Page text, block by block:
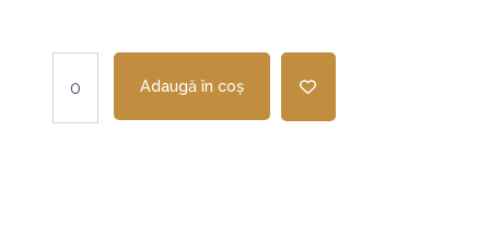
Adaugă în coș